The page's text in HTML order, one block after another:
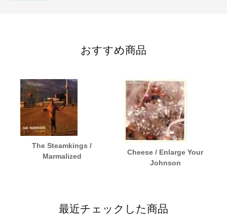
おすすめ商品
The Steamkings /
Marmalized
Cheese / Enlarge Your
Johnson
最近チェックした商品